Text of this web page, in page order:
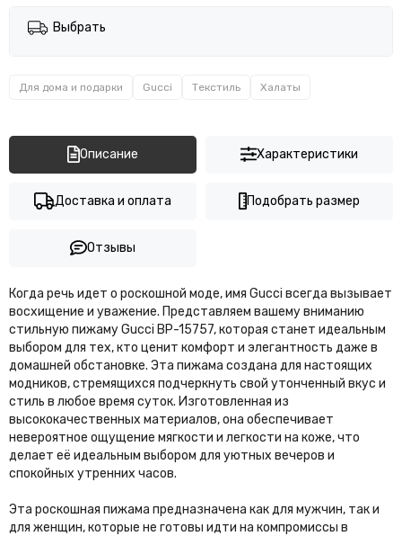
Выбрать
Для дома и подарки Gucci Текстиль Халаты
Описание Характеристики
Доставка и оплата Подобрать размер
Отзывы
Когда речь идет о роскошной моде, имя Gucci всегда вызывает
восхищение и уважение. Представляем вашему вниманию
стильную пижаму Gucci BP-15757, которая станет идеальным
выбором для тех, кто ценит комфорт и элегантность даже в
домашней обстановке. Эта пижама создана для настоящих
модников, стремящихся подчеркнуть свой утонченный вкус и
стиль в любое время суток. Изготовленная из
высококачественных материалов, она обеспечивает
невероятное ощущение мягкости и легкости на коже, что
делает её идеальным выбором для уютных вечеров и
спокойных утренних часов.
Эта роскошная пижама предназначена как для мужчин, так и
для женщин, которые не готовы идти на компромиссы в